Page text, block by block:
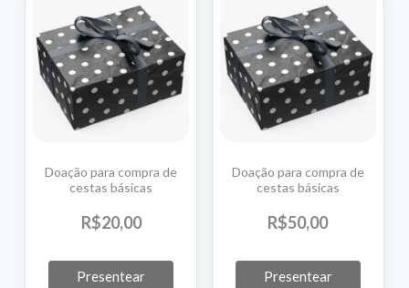
Doação para compra de
cestas básicas
R$20,00
Presentear
Doação para compra de
cestas básicas
R$50,00
Presentear